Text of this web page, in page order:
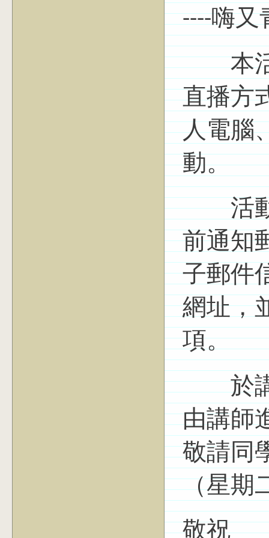
----嗨又
本活動
直播方
人電腦
動。
活動
前通知
子郵件
網址，
項。
於講
由講師
敬請同
（星期
敬祝